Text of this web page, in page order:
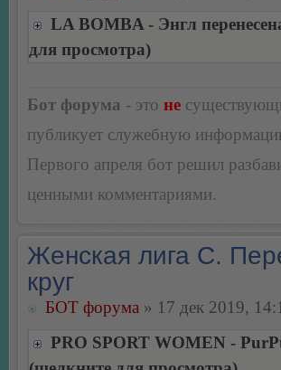
LA BOMBA - Энгл
для просмотра)
Бот форума - это не
публикует служебную
Первого апреля бот решил
ценными комментариями.
Женская лига С.
круг
БОТ форума » 17 дек 2019,
PRO SPORT WOMEN -